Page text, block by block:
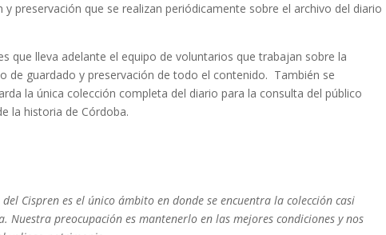
preservación que se realizan periódicamente sobre el archivo del diario
que lleva adelante el equipo de voluntarios que trabajan sobre la
de guardado y preservación de todo el contenido. También se
la única colección completa del diario para la consulta del público
la historia de Córdoba.
Cispren es el único ámbito en donde se encuentra la colección casi
preocupación es mantenerlo en las mejores condiciones y nos